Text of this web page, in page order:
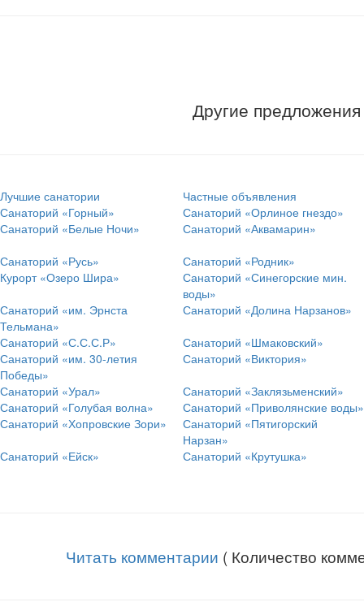
Другие
Лучшие санатории
Частные объявления
Санаторий «Горный»
Санаторий «Орлиное гнездо»
Санаторий «Белые Ночи»
Санаторий «Аквамарин»
Санаторий «Русь»
Санаторий «Родник»
Курорт «Озеро Шира»
Санаторий «Синегорские мин.
воды»
Санаторий «им. Эрнста
Тельмана»
Санаторий «Долина Нарзанов»
Санаторий «С.С.С.Р»
Санаторий «Шмаковский»
Санаторий «им. 30-летия
Победы»
Санаторий «Виктория»
Санаторий «Урал»
Санаторий «Заклязьменский»
Санаторий «Голубая волна»
Санаторий «Приволянские воды»
Санаторий «Хопровские Зори»
Санаторий «Пятигорский
Нарзан»
Санаторий «Ейск»
Санаторий «Крутушка»
Читать комментарии ( Количество